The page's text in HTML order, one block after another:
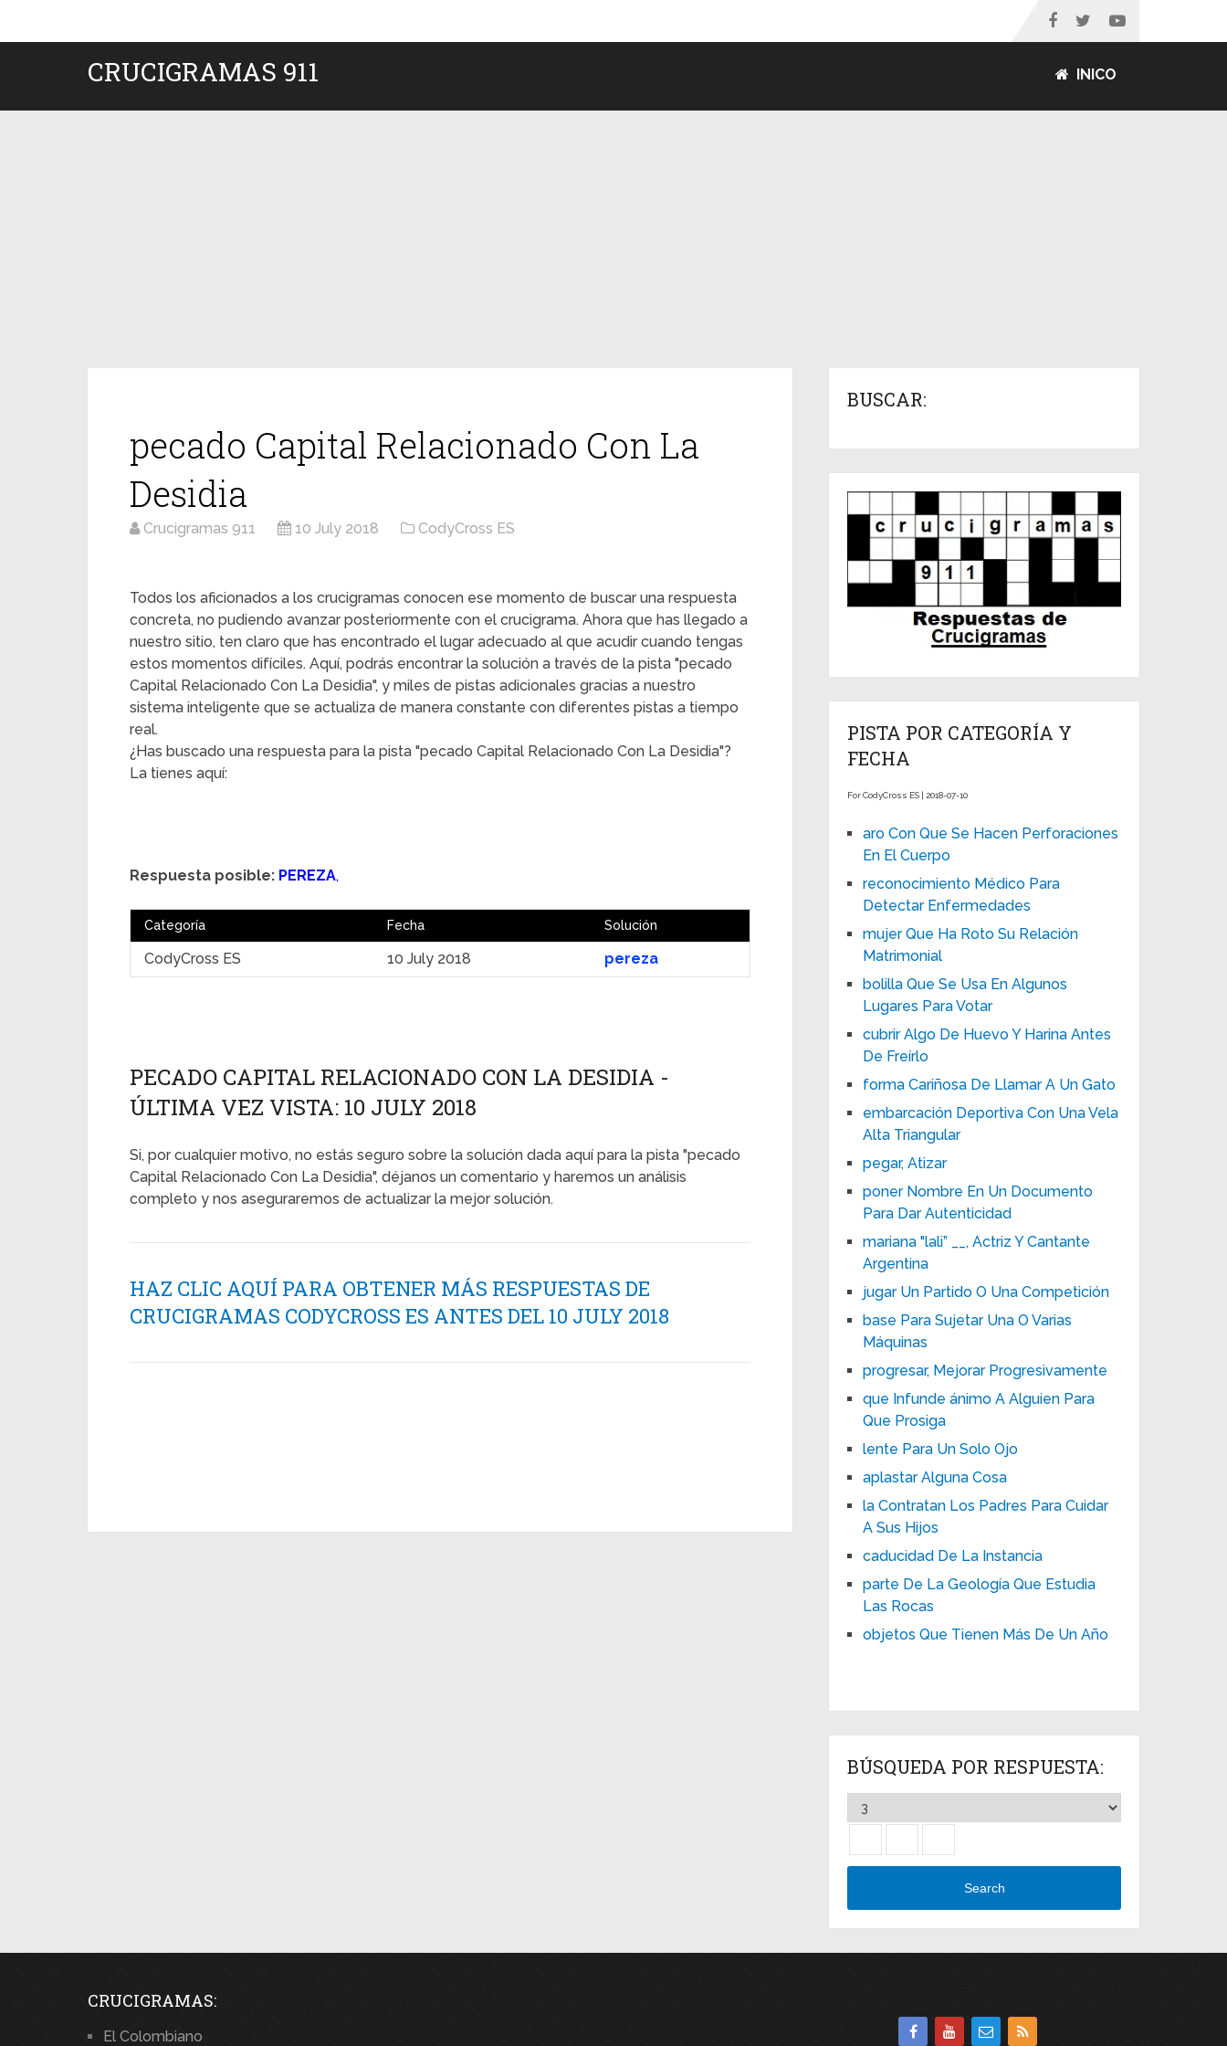
CRUCIGRAMAS 911 INICO
pecado Capital Relacionado Con La
Desidia
Crucigramas 911 10 July 2018 CodyCross ES
Todos los aficionados a los crucigramas conocen ese momento de buscar una respuesta
concreta, no pudiendo avanzar posteriormente con el crucigrama. Ahora que has llegado a
nuestro sitio, ten claro que has encontrado el lugar adecuado al que acudir cuando tengas
estos momentos difíciles. Aquí, podrás encontrar la solución a través de la pista "pecado
Capital Relacionado Con La Desidia", y miles de pistas adicionales gracias a nuestro
sistema inteligente que se actualiza de manera constante con diferentes pistas a tiempo
real.
¿Has buscado una respuesta para la pista "pecado Capital Relacionado Con La Desidia"?
La tienes aquí:
Respuesta posible: PEREZA,
Categoría Fecha Solución
CodyCross ES 10 July 2018 pereza
PECADO CAPITAL RELACIONADO CON LA DESIDIA -
ÚLTIMA VEZ VISTA: 10 JULY 2018
Si, por cualquier motivo, no estás seguro sobre la solución dada aquí para la pista "pecado
Capital Relacionado Con La Desidia", déjanos un comentario y haremos un análisis
completo y nos aseguraremos de actualizar la mejor solución.
HAZ CLIC AQUÍ PARA OBTENER MÁS RESPUESTAS DE
CRUCIGRAMAS CODYCROSS ES ANTES DEL 10 JULY 2018
BUSCAR:
PISTA POR CATEGORÍA Y
FECHA
For CodyCross ES | 2018-07-10
aro Con Que Se Hacen Perforaciones
En El Cuerpo
reconocimiento Médico Para
Detectar Enfermedades
mujer Que Ha Roto Su Relación
Matrimonial
bolilla Que Se Usa En Algunos
Lugares Para Votar
cubrir Algo De Huevo Y Harina Antes
De Freírlo
forma Cariñosa De Llamar A Un Gato
embarcación Deportiva Con Una Vela
Alta Triangular
pegar, Atizar
poner Nombre En Un Documento
Para Dar Autenticidad
mariana "lali” __, Actriz Y Cantante
Argentina
jugar Un Partido O Una Competición
base Para Sujetar Una O Varias
Máquinas
progresar, Mejorar Progresivamente
que Infunde ánimo A Alguien Para
Que Prosiga
lente Para Un Solo Ojo
aplastar Alguna Cosa
la Contratan Los Padres Para Cuidar
A Sus Hijos
caducidad De La Instancia
parte De La Geología Que Estudia
Las Rocas
objetos Que Tienen Más De Un Año
BÚSQUEDA POR RESPUESTA:
Search
CRUCIGRAMAS:
El Colombiano